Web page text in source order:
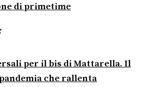
di primetime
per il bis di Mattarella. Il
che rallenta